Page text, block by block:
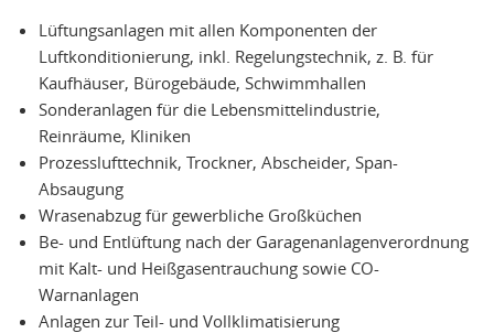
Lüftungsanlagen mit allen Komponenten der
Luftkonditionierung, inkl. Regelungstechnik, z. B. für
Kaufhäuser, Bürogebäude, Schwimmhallen
Sonderanlagen für die Lebensmittelindustrie,
Reinräume, Kliniken
Prozesslufttechnik, Trockner, Abscheider, Span-
Absaugung
Wrasenabzug für gewerbliche Großküchen
Be- und Entlüftung nach der Garagenanlagenverordnung
mit Kalt- und Heißgasentrauchung sowie CO-
Warnanlagen
Anlagen zur Teil- und Vollklimatisierung